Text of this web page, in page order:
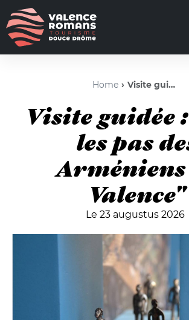
Home Visite guidée : "Sur les pas des Arméniens de Valence"
Visite guidée
les pas
Arméniens
Valence"
Le 23 augustus 2026